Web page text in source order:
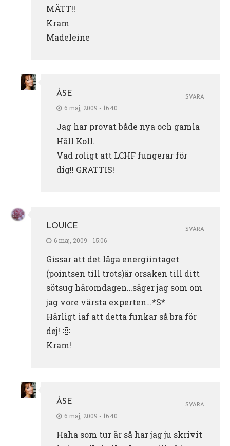
MÄTT!!
Kram
Madeleine
ÅSE
6 maj, 2009 - 16:40
Jag har provat både nya och gamla
Håll Koll.
Vad roligt att LCHF fungerar för
dig!! GRATTIS!
SVARA
LOUICE
6 maj, 2009 - 15:06
Gissar att det låga energiintaget
(pointsen till trots)är orsaken till ditt
sötsug häromdagen…säger jag som om
jag vore värsta experten…*S*
Härligt iaf att detta funkar så bra för
dej! 🙂
Kram!
SVARA
ÅSE
6 maj, 2009 - 16:40
Haha som tur är så har jag ju skrivit
SVARA